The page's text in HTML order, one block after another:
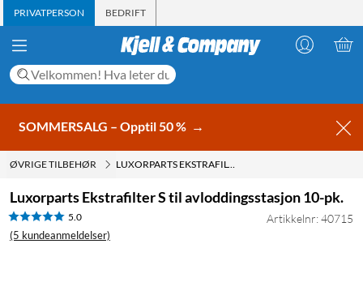
PRIVATPERSON BEDRIFT
SOMMERSALG – Opptil 50 % →
ØVRIGE TILBEHØR LUXORPARTS EKSTRAFILTER S TIL AVLODDINGSSTASJON 10-PK.
Luxorparts Ekstrafilter S til avloddingsstasjon 10-pk.
5.0
(5 kundeanmeldelser)
Artikkelnr: 40715